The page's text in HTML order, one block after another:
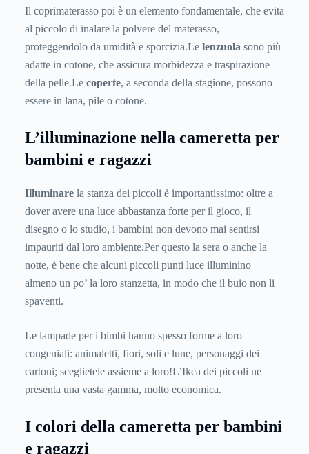
Il coprimaterasso poi è un elemento fondamentale, che evita
al piccolo di inalare la polvere del materasso,
proteggendolo da umidità e sporcizia.Le lenzuola sono più
adatte in cotone, che assicura morbidezza e traspirazione
della pelle.Le coperte, a seconda della stagione, possono
essere in lana, pile o cotone.
L’illuminazione nella cameretta per
bambini e ragazzi
Illuminare la stanza dei piccoli è importantissimo: oltre a
dover avere una luce abbastanza forte per il gioco, il
disegno o lo studio, i bambini non devono mai sentirsi
impauriti dal loro ambiente.Per questo la sera o anche la
notte, è bene che alcuni piccoli punti luce illuminino
almeno un po’ la loro stanzetta, in modo che il buio non li
spaventi.
Le lampade per i bimbi hanno spesso forme a loro
congeniali: animaletti, fiori, soli e lune, personaggi dei
cartoni; sceglietele assieme a loro!L’Ikea dei piccoli ne
presenta una vasta gamma, molto economica.
I colori della cameretta per bambini
e ragazzi